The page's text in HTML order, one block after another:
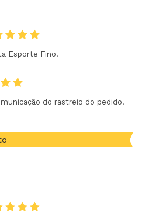
Esporte Fino.
do rastreio do pedido.